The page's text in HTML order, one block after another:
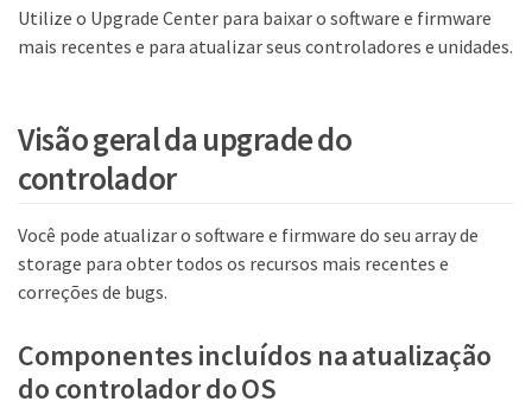
Utilize o Upgrade Center para baixar o software e firmware
mais recentes e para atualizar seus controladores e unidades.
Visão geral da upgrade do
controlador
Você pode atualizar o software e firmware do seu array de
storage para obter todos os recursos mais recentes e
correções de bugs.
Componentes incluídos na atualização
do controlador do OS